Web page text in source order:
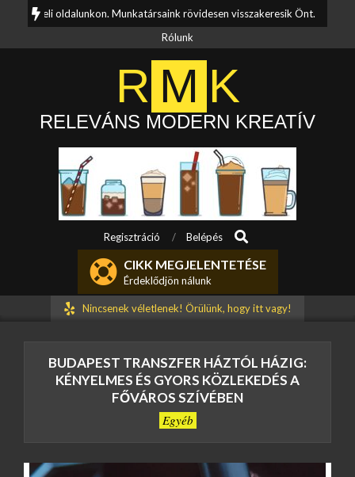
content
oldalunkon. Munkatársaink rövidesen visszakeresik Önt.
Rólunk
R M K
RELEVÁNS MODERN KREATÍV
Regisztráció Belépés Search
CIKK MEGJELENTETÉSE
Érdeklődjön nálunk
Nincsenek véletlenek! Örülünk, hogy itt vagy!
BUDAPEST TRANSZFER HÁZTÓL HÁZIG:
KÉNYELMES ÉS GYORS KÖZLEKEDÉS A
FŐVÁROS SZÍVÉBEN
Egyéb